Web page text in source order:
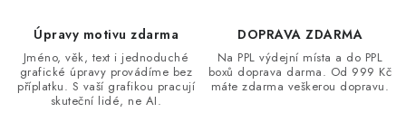
Úpravy motivu zdarma
Jméno, věk, text i jednoduché
grafické úpravy provádíme bez
příplatku. S vaší grafikou pracují
skuteční lidé, ne AI.
DOPRAVA ZDARMA
Na PPL výdejní místa a do PPL
boxů doprava darma. Od 999 Kč
máte zdarma veškerou dopravu.